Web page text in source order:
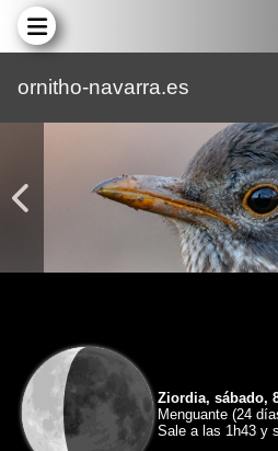
ornitho-navarra.es
Ziordia, sábado,
Menguante (24
Sale a las 1h43 y